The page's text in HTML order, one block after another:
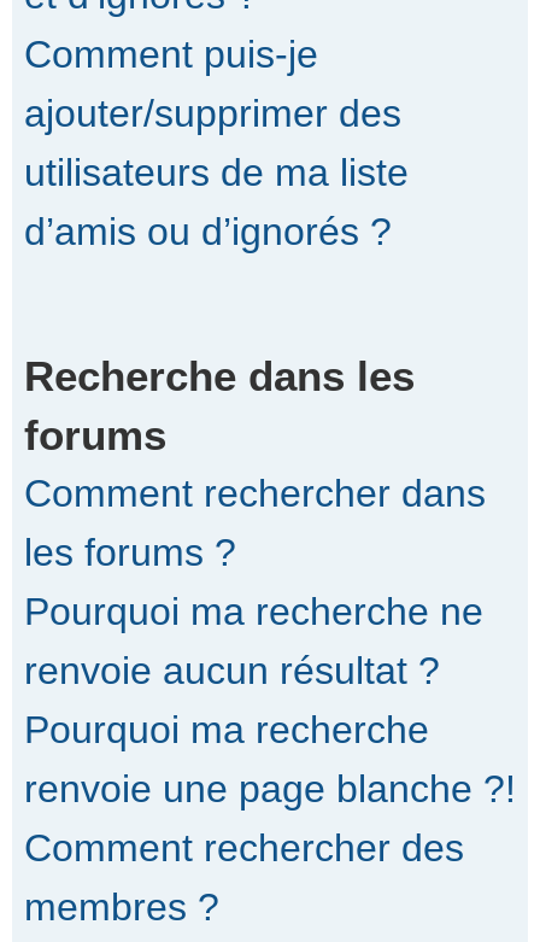
Comment puis-je
ajouter/supprimer des
utilisateurs de ma liste
d’amis ou d’ignorés ?
Recherche dans les
forums
Comment rechercher dans
les forums ?
Pourquoi ma recherche ne
renvoie aucun résultat ?
Pourquoi ma recherche
renvoie une page blanche ?!
Comment rechercher des
membres ?